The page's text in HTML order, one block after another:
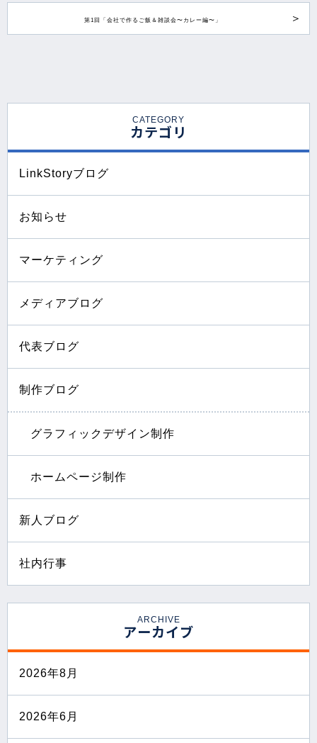
第1回「会社で作るご飯＆雑談会〜カレー編〜」
CATEGORY
カテゴリ
LinkStoryブログ
お知らせ
マーケティング
メディアブログ
代表ブログ
制作ブログ
グラフィックデザイン制作
ホームページ制作
新人ブログ
社内行事
ARCHIVE
アーカイブ
2026年8月
2026年6月